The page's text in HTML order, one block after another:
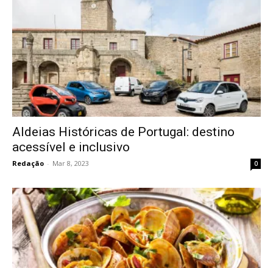
Aldeias Históricas de Portugal: destino
acessível e inclusivo
Redação - Mar 8, 2023 0